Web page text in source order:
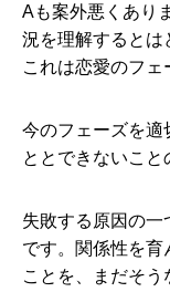
Aも案外悪くあり
況を理解するとは
これは恋愛のフェ
今のフェーズを適
ととできないこと
失敗する原因の一
です。関係性を育
ことを、まだそう